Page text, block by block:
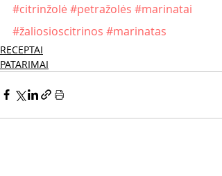
#citrinžolė #petražolės #marinatai
#žaliosioscitrinos #marinatas
RECEPTAI
PATARIMAI